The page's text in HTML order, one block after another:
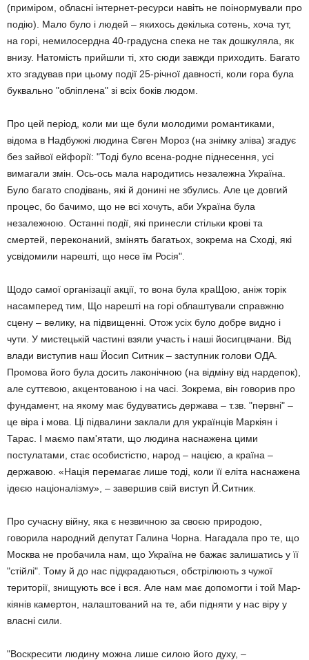
(приміром, обласні інтернет-ресурси навіть не поінормували про
подію). Мало було і людей – якихось декілька сотень, хоча тут,
на горі, немилосердна 40-градусна спека не так дошкуляла, як
внизу. Натомість прийшли ті, хто сюди завжди приходить. Багато
хто згадував при цьому події 25-річної давності, коли гора була
буквально "обліплена" зі всіх боків людом.
Про цей період, коли ми ще були молодими романтиками,
відома в Надбужжі людина Євген Мороз (на знімку зліва) згадує
без зайвої ейфорії: "Тоді було всена-родне піднесення, усі
вимагали змін. Ось-ось мала народитись незалежна Україна.
Було багато сподівань, які й донині не збулись. Але це довгий
процес, бо бачимо, що не всі хочуть, аби Україна була
незалежною. Останні події, які принесли стільки крові та
смертей, переконаний, змінять багатьох, зокрема на Сході, які
усвідомили нарешті, що несе їм Росія".
Щодо самої організації акції, то вона була краЩою, аніж торік
насамперед тим, Що нарешті на горі облаштували справжню
сцену – велику, на підвищенні. Отож усіх було добре видно і
чути. У мистецькій частині взяли участь і наші йосигцвчани. Від
влади виступив наш Йосип Ситник – заступник голови ОДА.
Промова його була досить лаконічною (на відміну від нардепок),
але суттєвою, акцентованою і на часі. Зокрема, він говорив про
фундамент, на якому має будуватись держава – т.зв. "первні" –
це віра і мова. Ці підвалини заклали для українців Маркіян і
Тарас. І маємо пам'ятати, що людина наснажена цими
постулатами, стає особистістю, народ – нацією, а країна –
державою. «Нація перемагає лише тоді, коли її еліта наснажена
ідеєю націоналізму», – завершив свій виступ Й.Ситник.
Про сучасну війну, яка є незвичною за своєю природою,
говорила народний депутат Галина Чорна. Нагадала про те, що
Москва не пробачила нам, що Україна не бажає залишатись у її
"стійлі". Тому й до нас підкрадаються, обстрілюють з чужої
території, знищують все і вся. Але нам має допомогти і той Мар-
кіянів камертон, налаштований на те, аби підняти у нас віру у
власні сили.
"Воскресити людину можна лише силою його духу, –